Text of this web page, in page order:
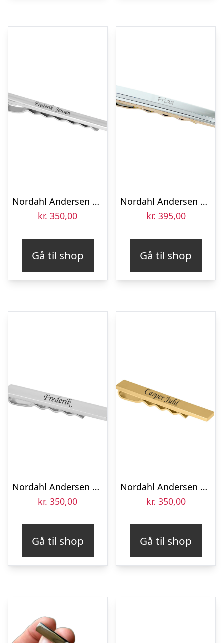
Nordahl Andersen slipsenål stål blank 60 mm
kr. 350,00
Gå til shop
Nordahl Andersen Rustfri stål slipsenål
kr. 395,00
Gå til shop
Nordahl Andersen Slipsenål blank stål 60 mm
kr. 350,00
Gå til shop
Nordahl Andersen Slipsenål forgyldt stål 60 mm
kr. 350,00
Gå til shop